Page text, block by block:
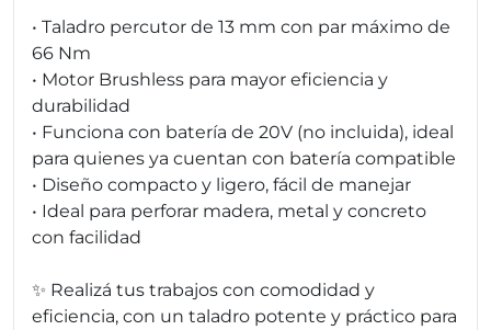
• Taladro percutor de 13 mm con par máximo de
66 Nm
• Motor Brushless para mayor eficiencia y
durabilidad
• Funciona con batería de 20V (no incluida), ideal
para quienes ya cuentan con batería compatible
• Diseño compacto y ligero, fácil de manejar
• Ideal para perforar madera, metal y concreto
con facilidad
✨ Realizá tus trabajos con comodidad y
eficiencia, con un taladro potente y práctico para